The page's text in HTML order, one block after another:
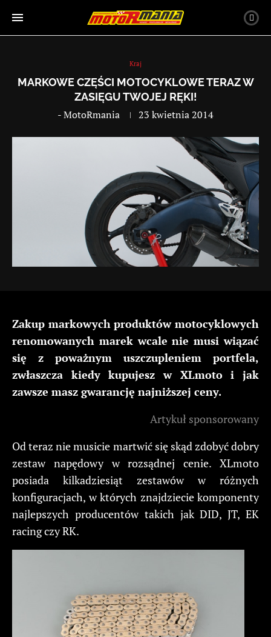
Kraj
MARKOWE CZĘŚCI MOTOCYKLOWE TERAZ W
ZASIĘGU TWOJEJ RĘKI!
-MotoRmania 23 kwietnia 2014
Zakup markowych produktów motocyklowych
renomowanych marek wcale nie musi wiązać
się z poważnym uszczupleniem portfela,
zwłaszcza kiedy kupujesz w XLmoto i jak
zawsze masz gwarancję najniższej ceny.
Artykuł sponsorowany
Od teraz nie musicie martwić się skąd zdobyć dobry
zestaw napędowy w rozsądnej cenie. XLmoto
posiada kilkadziesiąt zestawów w różnych
konfiguracjach, w których znajdziecie komponenty
najlepszych producentów takich jak DID, JT, EK
racing czy RK.